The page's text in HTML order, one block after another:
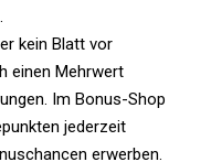
kein Blatt vor
einen Mehrwert
Im Bonus-Shop
jederzeit
erwerben.